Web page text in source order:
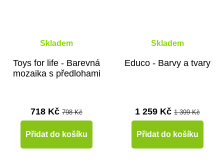
Skladem
Toys for life - Barevná
mozaika s předlohami
718 Kč 798 Kč
Přidat do košíku
Skladem
Educo - Barvy a tvary
1 259 Kč 1 399 Kč
Přidat do košíku